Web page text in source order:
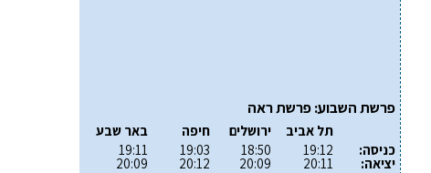
פרשת השבוע: פרשת ראה
כניסה:
יציאה:
תל אביב
19:12
20:11
ירושלים
18:50
20:09
חיפה
19:03
20:12
באר שבע
19:11
20:09